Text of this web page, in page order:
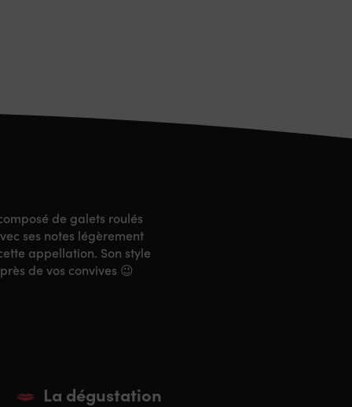
de galets roulés
ses notes légèrement
appellation. Son style
de vos convives 😉
La dégustation